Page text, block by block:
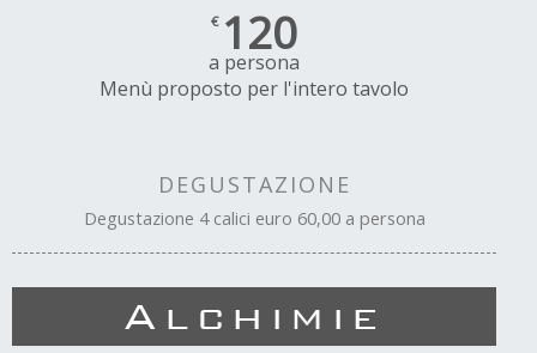
€ 120
a persona
Menù proposto per l'intero tavolo
DEGUSTAZIONE
Degustazione 4 calici euro 60,00 a persona
Alchimie